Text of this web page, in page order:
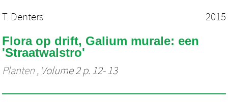
T. Denters 2015
Flora op drift, Galium murale: een
'Straatwalstro'
Planten , Volume 2 p. 12- 13